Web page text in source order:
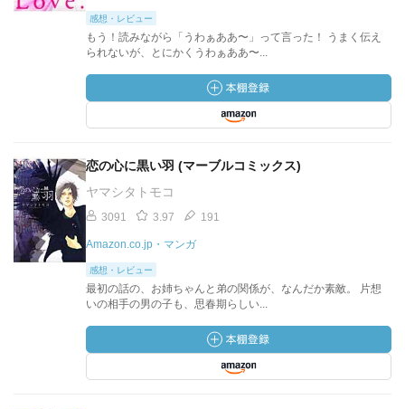
感想・レビュー
もう！読みながら「うわぁああ〜」って言った！ うまく伝え
られないが、とにかくうわぁああ〜...
恋の心に黒い羽 (マーブルコミックス)
ヤマシタトモコ
3091 3.97 191
Amazon.co.jp・マンガ
感想・レビュー
最初の話の、お姉ちゃんと弟の関係が、なんだか素敵。 片想
いの相手の男の子も、思春期らしい...